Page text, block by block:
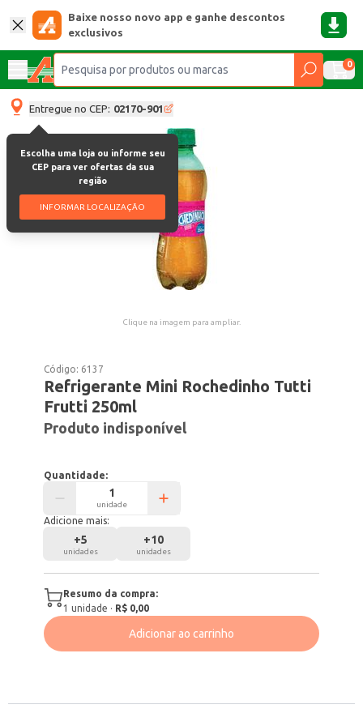
Baixe nosso novo app e ganhe descontos
exclusivos
0
Entregue no CEP: 02170-901
Escolha uma loja ou informe seu
CEP para ver ofertas da sua
região
INFORMAR LOCALIZAÇÃO
Clique na imagem para ampliar.
Código: 6137
Refrigerante Mini Rochedinho Tutti
Frutti 250ml
Produto indisponível
Quantidade:
unidade
Adicione mais:
+5
unidades
+10
unidades
Resumo da compra:
1 unidade · R$ 0,00
Adicionar ao carrinho